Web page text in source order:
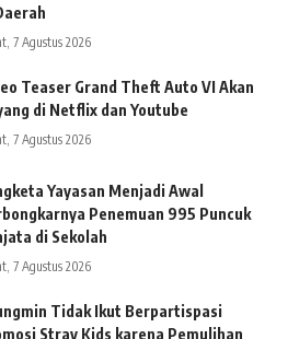
7 Agustus 2026
Teaser Grand Theft Auto VI Akan
di Netflix dan Youtube
7 Agustus 2026
Yayasan Menjadi Awal
Penemuan 995 Puncuk
di Sekolah
7 Agustus 2026
Tidak Ikut Berpartispasi
Stray Kids karena Pemulihan